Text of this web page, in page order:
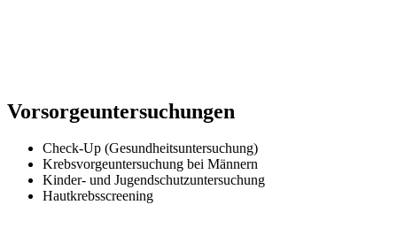
Vorsorgeuntersuchungen
Check-Up (Gesundheitsuntersuchung)
Krebsvorgeuntersuchung bei Männern
Kinder- und Jugendschutzuntersuchung
Hautkrebsscreening